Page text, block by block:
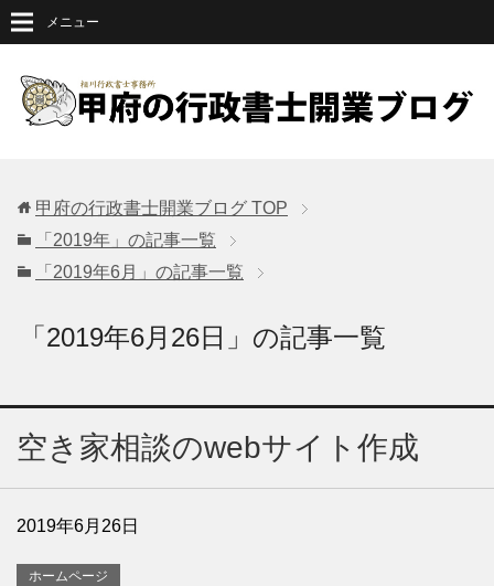
メニュー
甲府の行政書士開業ブログ TOP
「2019年」の記事一覧
「2019年6月」の記事一覧
「2019年6月26日」の記事一覧
空き家相談のwebサイト作成
2019年6月26日
ホームページ